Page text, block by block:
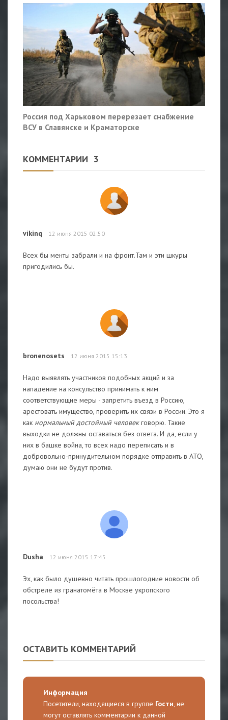
Россия под Харьковом перерезает снабжение
ВСУ в Славянске и Краматорске
КОММЕНТАРИИ 3
vikinq 12 июня 2015 02:50
Всех бы менты забрали и на фронт.Там и эти шкуры
пригодились бы.
bronenosets 12 июня 2015 15:13
Надо выявлять участников подобных акций и за
нападение на консульство принимать к ним
соответствующие меры - запретить въезд в Россию,
арестовать имущество, проверить их связи в России. Это я
как нормальный достойный человекговорю. Такие
выходки не должны оставаться без ответа. И да, если у
них в башке война, то всех надо переписать и в
добровольно-принудительном порядке отправить в АТО,
думаю они не будут против.
Dusha 12 июня 2015 17:45
Эх, как было душевно читать прошлогодние новости об
обстреле из гранатомёта в Москве укропского
посольства!
ОСТАВИТЬ КОММЕНТАРИЙ
Информация
Посетители, находящиеся в группе Гости, не
могут оставлять комментарии к данной